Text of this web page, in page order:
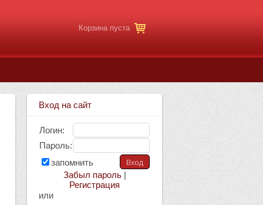
Корзина пуста
Вход на сайт
Логин:
Пароль:
запомнить
Забыл пароль|
Регистрация
или